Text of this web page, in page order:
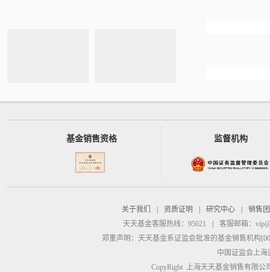
基金销售资格 监督机构
关于我们 资质证明 研究中心
销售
天天基金客服热线：95021
客服邮箱：
郑重声明： 天天基金系证监会批准的基金销售机构
中国证监会上
CopyRight 上海天天基金销售有限